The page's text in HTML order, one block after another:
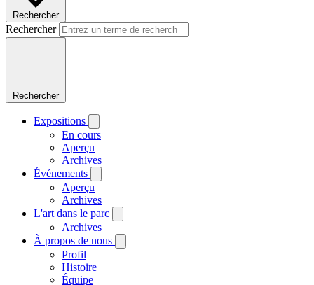
Rechercher
Rechercher
Rechercher
Expositions
En cours
Aperçu
Archives
Événements
Aperçu
Archives
L'art dans le parc
Archives
À propos de nous
Profil
Histoire
Équipe